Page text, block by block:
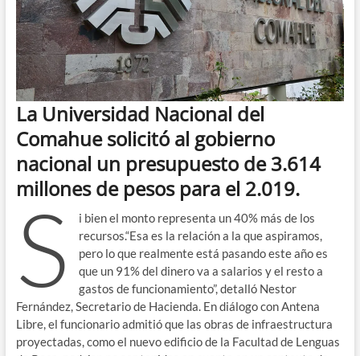
La Universidad Nacional del
Comahue solicitó al gobierno
nacional un presupuesto de 3.614
millones de pesos para el 2.019.
S
i bien el monto representa un 40% más de los
recursos.“Esa es la relación a la que aspiramos,
pero lo que realmente está pasando este año es
que un 91% del dinero va a salarios y el resto a
gastos de funcionamiento”, detalló Nestor
Fernández, Secretario de Hacienda. En diálogo con Antena
Libre, el funcionario admitió que las obras de infraestructura
proyectadas, como el nuevo edificio de la Facultad de Lenguas